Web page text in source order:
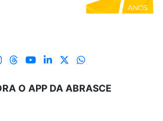
O APP DA ABRASCE